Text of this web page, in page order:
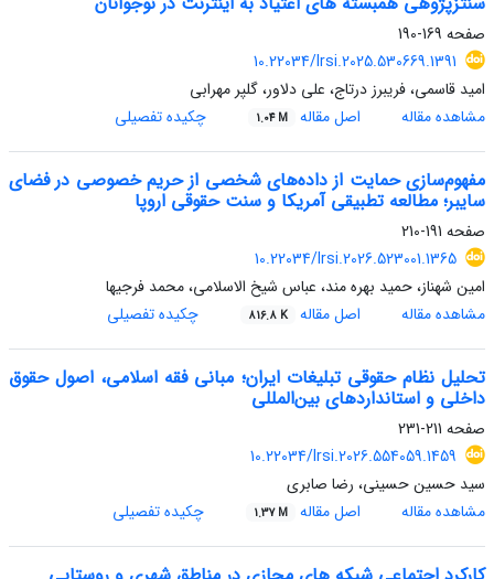
صفحه 169-190
10.22034/lrsi.2025.530669.1391
امید قاسمی، فریبرز درتاج، علی دلاور، گلپر مهرابی
مشاهده مقاله
اصل مقاله 1.04 M چکیده تفصیلی
مفهوم‌سازی حمایت از داده‌های شخصی از حریم خصوصی در فضای
سایبر؛ مطالعه تطبیقی آمریکا و سنت حقوقی اروپا
صفحه 191-210
10.22034/lrsi.2026.523001.1365
امین شهناز، حمید بهره مند، عباس شیخ الاسلامی، محمد فرجیها
مشاهده مقاله
اصل مقاله 816.8 K چکیده تفصیلی
تحلیل نظام حقوقی تبلیغات ایران؛ مبانی فقه اسلامی، اصول حقوق
داخلی و استانداردهای بین‌المللی
صفحه 211-231
10.22034/lrsi.2026.554059.1459
سید حسین حسینی، رضا صابری
مشاهده مقاله
اصل مقاله 1.37 M چکیده تفصیلی